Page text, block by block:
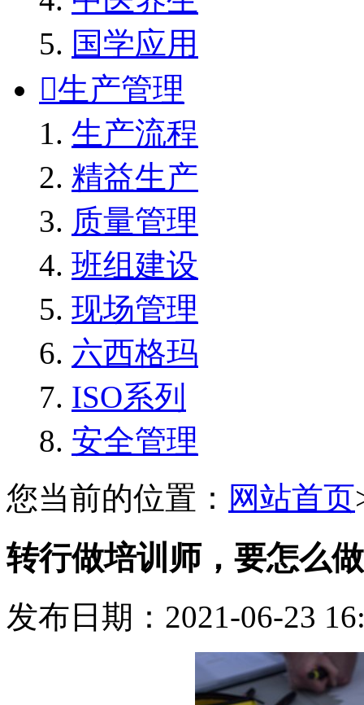
国学应用
生产管理
生产流程
精益生产
质量管理
班组建设
现场管理
六西格玛
ISO系列
安全管理
您当前的位置： 网站首页
转行做培训师，要怎么
发布日期：2021-06-23